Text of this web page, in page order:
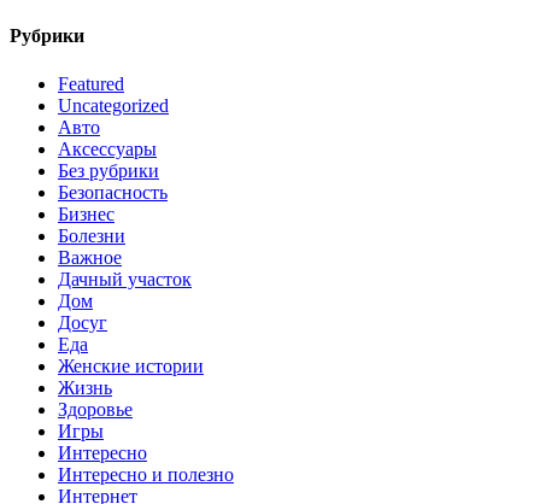
Рубрики
Featured
Uncategorized
Авто
Аксессуары
Без рубрики
Безопасность
Бизнес
Болезни
Важное
Дачный участок
Дом
Досуг
Еда
Женские истории
Жизнь
Здоровье
Игры
Интересно
Интересно и полезно
Интернет